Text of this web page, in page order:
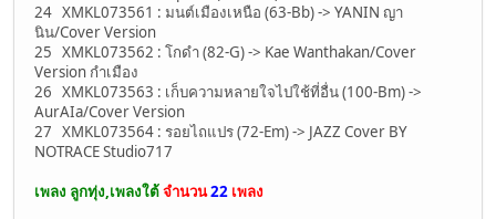
24 XMKL073561 : มนต์เมืองเหนือ (63-Bb) -> YANIN ญา
นิน/Cover Version
25 XMKL073562 : โกดำ (82-G) -> Kae Wanthakan/Cover
Version กำเมือง
26 XMKL073563 : เก็บความหลายใจไปใช้ที่อื่น (100-Bm) ->
AurAIa/Cover Version
27 XMKL073564 : รอยไถแปร (72-Em) -> JAZZ Cover BY
NOTRACE Studio717
เพลง ลูกทุ่ง,เพลงใต้จำนวน22 เพลง